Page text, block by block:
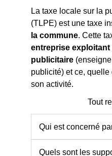
La taxe locale sur la
(TLPE) est une taxe
la commune. Cette
entreprise
publicitaire
publicité) et ce,
son activité.
Tout
Qui est concerné
Quels sont les